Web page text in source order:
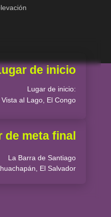
de inicio
Lugar de inicio:
al Lago, El Congo
de meta final
La Barra de Santiago
El Salvador